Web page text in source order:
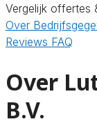
Vergelijk offertes
Over
Reviews FAQ
Over
B.V.